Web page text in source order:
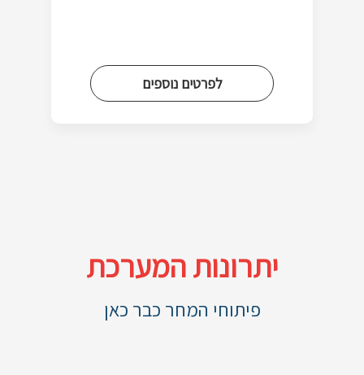
לפרטים נוספים
יתרונות המערכת
פיתוחי המחר כבר כאן